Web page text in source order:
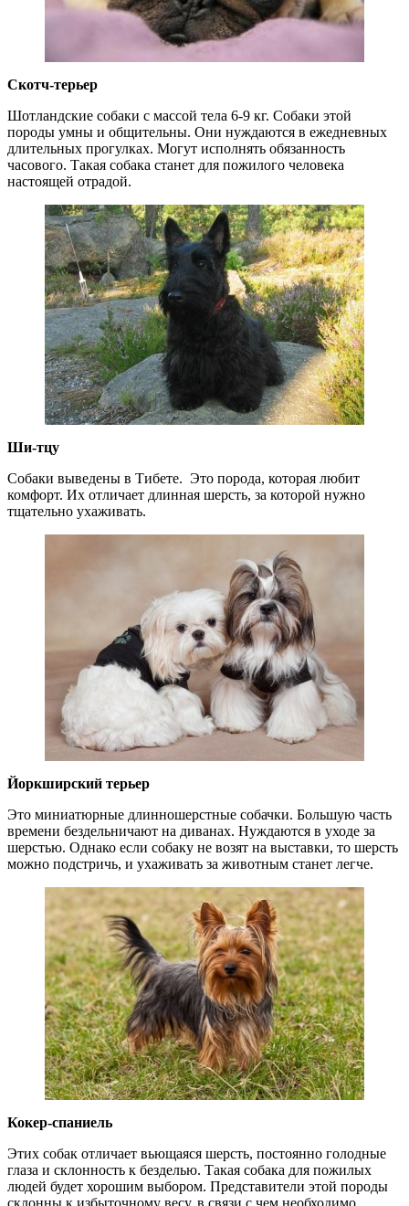
Скотч-терьер
Шотландские собаки с массой тела 6-9 кг. Собаки этой
породы умны и общительны. Они нуждаются в ежедневных
длительных прогулках. Могут исполнять обязанность
часового. Такая собака станет для пожилого человека
настоящей отрадой.
Ши-тцу
Собаки выведены в Тибете. Это порода, которая любит
комфорт. Их отличает длинная шерсть, за которой нужно
тщательно ухаживать.
Йоркширский терьер
Это миниатюрные длинношерстные собачки. Большую часть
времени бездельничают на диванах. Нуждаются в уходе за
шерстью. Однако если собаку не возят на выставки, то шерсть
можно подстричь, и ухаживать за животным станет легче.
Кокер-спаниель
Этих собак отличает вьющаяся шерсть, постоянно голодные
глаза и склонность к безделью. Такая собака для пожилых
людей будет хорошим выбором. Представители этой породы
склонны к избыточному весу, в связи с чем необходимо